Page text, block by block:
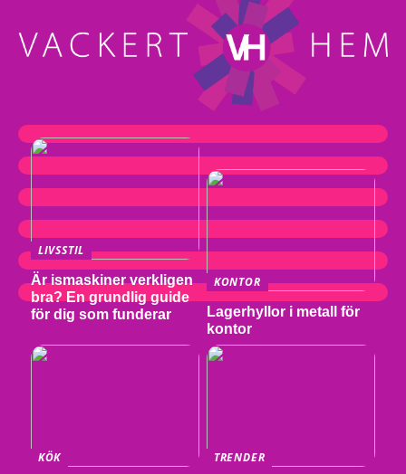
LIVSSTIL
Är ismaskiner verkligen
bra? En grundlig guide
för dig som funderar
KONTOR
Lagerhyllor i metall för
kontor
KÖK
TRENDER